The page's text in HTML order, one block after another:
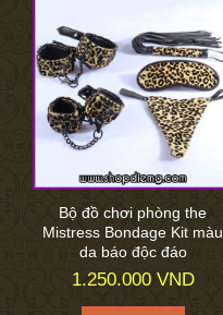
Bộ đồ chơi phòng the
Mistress Bondage Kit màu
da báo độc đáo
1.250.000 VND